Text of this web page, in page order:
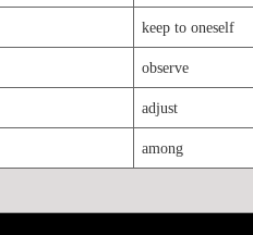
keep to oneself
observe
adjust
among